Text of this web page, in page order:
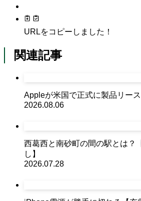
URLをコピーしました！
関連記事
Appleが米国で正式に製品リース
2026.08.06
西葛西と南砂町の間の駅とは？
し】
2026.07.28